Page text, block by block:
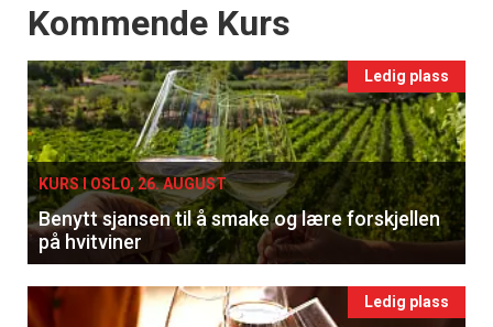
Events
Kommende Kurs
Ledig plass
KURS I OSLO, 26. AUGUST
Benytt sjansen til å smake og lære forskjellen
på hvitviner
Ledig plass